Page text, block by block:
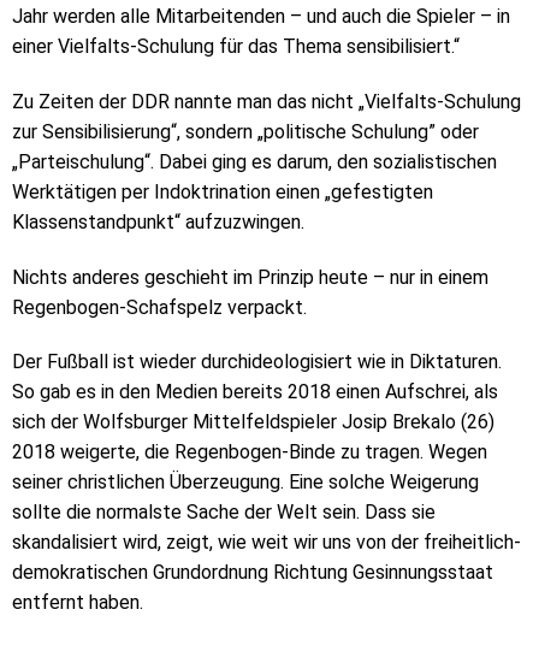
Jahr werden alle Mitarbeitenden – und auch die Spieler – in
einer Vielfalts-Schulung für das Thema sensibilisiert.“
Zu Zeiten der DDR nannte man das nicht „Vielfalts-Schulung
zur Sensibilisierung“, sondern „politische Schulung” oder
„Parteischulung“. Dabei ging es darum, den sozialistischen
Werktätigen per Indoktrination einen „gefestigten
Klassenstandpunkt“ aufzuzwingen.
Nichts anderes geschieht im Prinzip heute – nur in einem
Regenbogen-Schafspelz verpackt.
Der Fußball ist wieder durchideologisiert wie in Diktaturen.
So gab es in den Medien bereits 2018 einen Aufschrei, als
sich der Wolfsburger Mittelfeldspieler Josip Brekalo (26)
2018 weigerte, die Regenbogen-Binde zu tragen. Wegen
seiner christlichen Überzeugung. Eine solche Weigerung
sollte die normalste Sache der Welt sein. Dass sie
skandalisiert wird, zeigt, wie weit wir uns von der freiheitlich-
demokratischen Grundordnung Richtung Gesinnungsstaat
entfernt haben.